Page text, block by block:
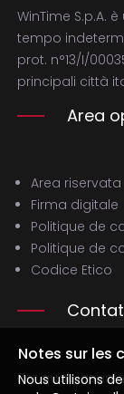
WinTime S.p.A.
tempo
prot. n°13/I/
principali città
Area
Area riservata
Firma digitale
Politique de
Politique de
Codice Etico
Per qualsiasi
Notes sur les
Nous utilisons